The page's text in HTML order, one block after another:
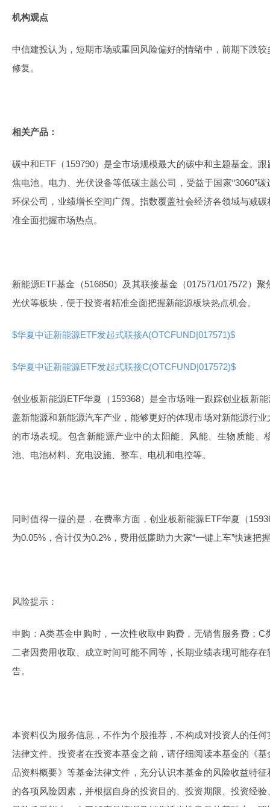
机构观点
中信建投认为，短期市场或重回风险偏好的情绪中，前期下跌
修复。
相关产品：
碳中和ETF（159790）是全市场规模最大的碳中和主题基金。
焦电池、电力、光伏设备等低碳主题公司，受益于国家“3060”
环保公司，业绩增长空间广阔。指数覆盖社会经济各领域与减
准全面把握市场热点。
新能源ETF基金（516850）及其联接基金（017571/017572）
光伏等板块，便于投资者精准全面把握新能源板块热点机会。
$华夏中证新能源ETF发起式联接A(OTCFUND|017571)$
$华夏中证新能源ETF发起式联接C(OTCFUND|017572)$
创业板新能源ETF华夏（159368）是全市场唯一跟踪创业板新
盖新能源和新能源汽车产业，能够更好的体现市场对新能源行
的市场表现。包含新能源产业中的太阳能、风能、生物质能、
池、电池材料、充电设施、整车、电机和电控等。
同时值得一提的是，在费率方面，创业板新能源ETF华夏（
为0.05%，合计仅为0.2%，费用低廉助力大家“一键上车”快速把
风险提示：
申购：A类基金申购时，一次性收取申购费，无销售服务费；
二者因费用收取、成立时间可能不同等，长期业绩表现可能存
告。
本资料仅为服务信息，不作为个股推荐，不构成对投资人的任
法律文件。投资者在投资本基金之前，请仔细阅读本基金的《
品资料概要》等基金法律文件，充分认识本基金的风险收益特
的各项风险因素，并根据自身的投资目的、投资期限、投资经